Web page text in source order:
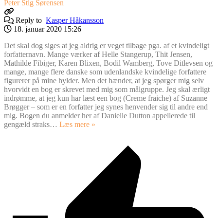
Peter Stig Sørensen
Reply to Kasper Håkansson
18. januar 2020 15:26
Det skal dog siges at jeg aldrig er veget tilbage pga. af et kvindeligt
forfatternavn. Mange værker af Helle Stangerup, Thit Jensen,
Mathilde Fibiger, Karen Blixen, Bodil Wamberg, Tove Ditlevsen og
mange, mange flere danske som udenlandske kvindelige forfattere
figurerer på mine hylder. Men det hænder, at jeg spørger mig selv
hvorvidt en bog er skrevet med mig som målgruppe. Jeg skal ærligt
indrømme, at jeg kun har læst een bog (Creme fraiche) af Suzanne
Brøgger – som er en forfatter jeg synes henvender sig til andre end
mig. Bogen du anmelder her af Danielle Dutton appellerede til
gengæld straks… Læs mere »